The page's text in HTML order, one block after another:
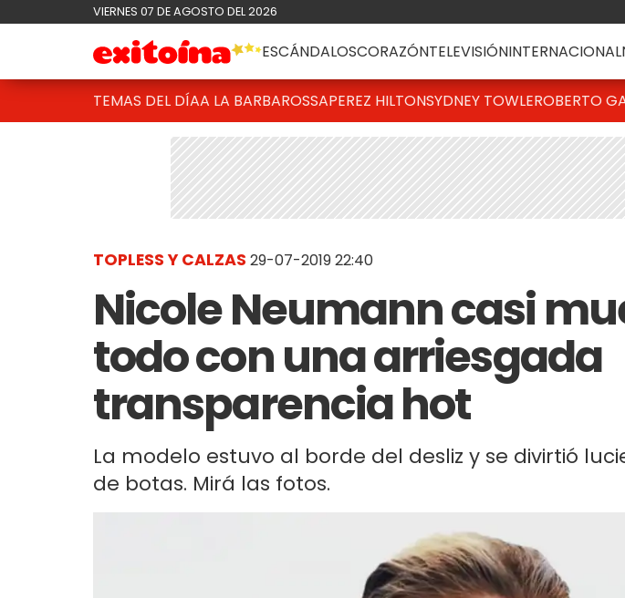
VIERNES 07 DE AGOSTO DEL 2026
ESCÁNDALOSCORAZÓNTELEVISIÓNINTERNACIONAL
TEMAS DEL DÍAA LA BARBAROSSAPEREZ HILTONSYDNEY TOWLEROBERTO
TOPLESS Y CALZAS 29-07-2019 22:40
Nicole Neumann casi
todo con una arriesgada
transparencia hot
La modelo estuvo al borde del desliz y se divirtió
de botas. Mirá las fotos.